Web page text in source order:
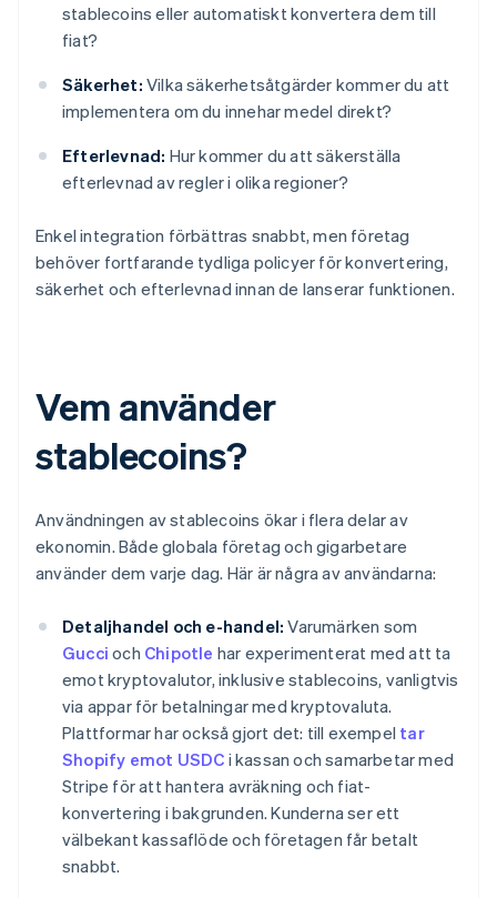
stablecoins eller automatiskt konvertera dem till
fiat?
Säkerhet: Vilka säkerhetsåtgärder kommer du att
implementera om du innehar medel direkt?
Efterlevnad: Hur kommer du att säkerställa
efterlevnad av regler i olika regioner?
Enkel integration förbättras snabbt, men företag
behöver fortfarande tydliga policyer för konvertering,
säkerhet och efterlevnad innan de lanserar funktionen.
Vem använder
stablecoins?
Användningen av stablecoins ökar i flera delar av
ekonomin. Både globala företag och gigarbetare
använder dem varje dag. Här är några av användarna:
Detaljhandel och e-handel: Varumärken som
Gucci och Chipotle har experimenterat med att ta
emot kryptovalutor, inklusive stablecoins, vanligtvis
via appar för betalningar med kryptovaluta.
Plattformar har också gjort det: till exempel tar
Shopify emot USDC i kassan och samarbetar med
Stripe för att hantera avräkning och fiat-
konvertering i bakgrunden. Kunderna ser ett
välbekant kassaflöde och företagen får betalt
snabbt.